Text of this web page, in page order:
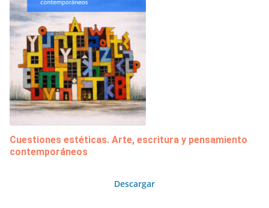
Cuestiones estéticas. Arte, escritura y pensamiento
contemporáneos
Descargar